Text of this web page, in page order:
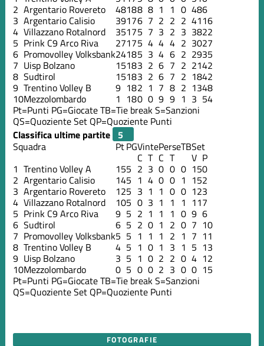
2 Argentario Rovereto 48188 8 1 1 0 486
3 Argentario Calisio 39176 7 2 2 2 4116
4 Villazzano Rotalnord 35175 7 3 2 3 3822
5 Prink C9 Arco Riva 27175 4 4 4 2 3027
6 Promovolley Volksbank24185 3 4 6 2 2935
7 Uisp Bolzano 15183 2 6 7 2 2142
8 Sudtirol 15183 2 6 7 2 1842
9 Trentino Volley B 9 182 1 7 8 2 1348
10Mezzolombardo 1 180 0 9 9 1 3 54
Pt=Punti PG=GiocateTB=Tie breakS=Sanzioni
QS=Quoziente Set QP=Quoziente Punti
Classifica ultime partite
Squadra
PtPGVintePerseTBSet
C T C T V P
1 Trentino Volley A 155 2 3 0 0 0 150
2 Argentario Calisio 145 1 4 0 0 1 152
3 Argentario Rovereto 125 3 1 1 0 0 123
4 Villazzano Rotalnord 105 0 3 1 1 1 117
5 Prink C9 Arco Riva 9 5 2 1 1 1 0 9 6
6 Sudtirol 6 5 2 0 1 2 0 7 10
7 Promovolley Volksbank5 5 1 1 1 2 1 7 11
8 Trentino Volley B 4 5 1 0 1 3 1 5 13
9 Uisp Bolzano 3 5 1 0 2 2 0 4 12
10Mezzolombardo 0 5 0 0 2 3 0 0 15
Pt=Punti PG=GiocateTB=Tie breakS=Sanzioni
QS=Quoziente Set QP=Quoziente Punti
FOTOGRAFIE